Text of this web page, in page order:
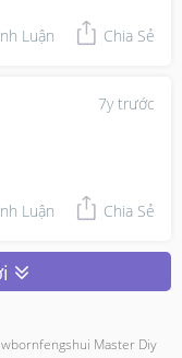
Luận Chia Sẻ
7y trước
Luận Chia Sẻ
Master Diy